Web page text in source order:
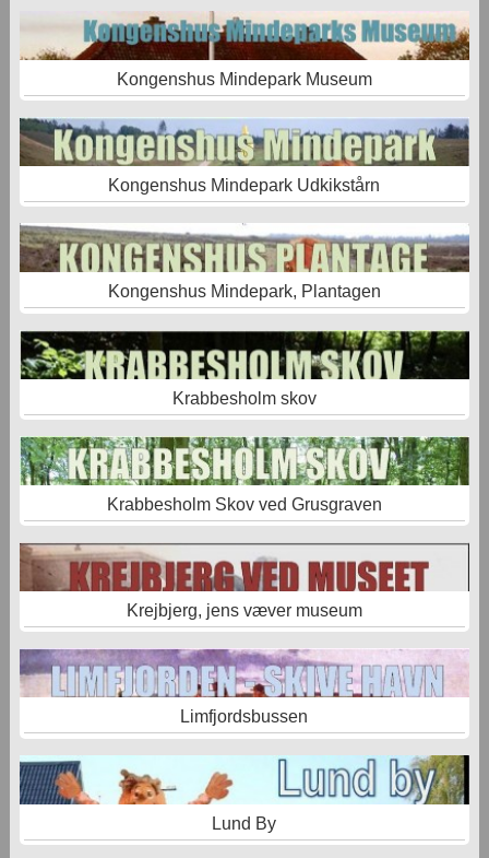
Kongenshus Mindepark Museum
Kongenshus Mindepark Udkikstårn
Kongenshus Mindepark, Plantagen
Krabbesholm skov
Krabbesholm Skov ved Grusgraven
Krejbjerg, jens væver museum
Limfjordsbussen
Lund By